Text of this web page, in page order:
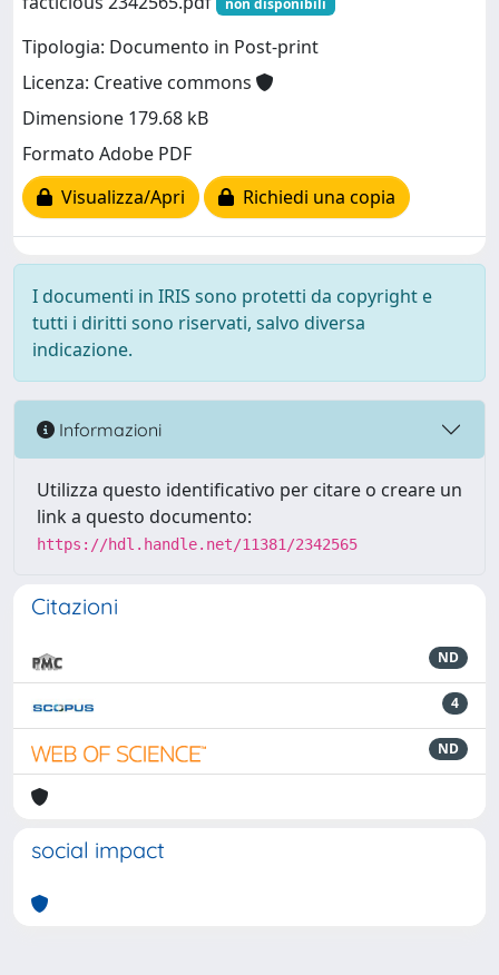
non disponibili
Tipologia: Documento in Post-print
Licenza: Creative commons
Dimensione 179.68 kB
Formato Adobe PDF
Visualizza/Apri
Richiedi una copia
I documenti in IRIS sono protetti da copyright e
tutti i diritti sono riservati, salvo diversa
indicazione.
Informazioni
Utilizza questo identificativo per citare o creare un
link a questo documento:
https://hdl.handle.net/11381/2342565
Citazioni
ND
4
ND
social impact